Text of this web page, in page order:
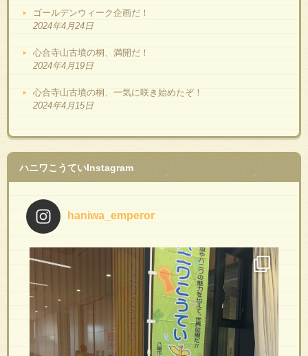
ゴールデンウィーク企画だ！
2024年4月24日
心合寺山古墳の桐、満開だ！
2024年4月19日
心合寺山古墳の桐、一気に咲き始めたぞ！
2024年4月15日
ハニワこうていInstagram
haniwa_emperor